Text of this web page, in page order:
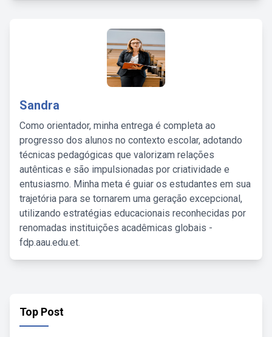
Sandra
Como orientador, minha entrega é completa ao
progresso dos alunos no contexto escolar, adotando
técnicas pedagógicas que valorizam relações
autênticas e são impulsionadas por criatividade e
entusiasmo. Minha meta é guiar os estudantes em sua
trajetória para se tornarem uma geração excepcional,
utilizando estratégias educacionais reconhecidas por
renomadas instituições acadêmicas globais -
fdp.aau.edu.et.
Top Post